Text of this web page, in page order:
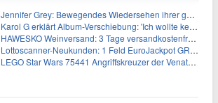
Jennifer Grey: Bewegendes Wiedersehen ihrer geschiedenen Eltern kurz vor dem Tod ihrer Mutter
Karol G erklärt Album-Verschiebung: 'Ich wollte keine persönliche Situation ausnutzen'
HAWESKO Weinversand: 3 Tage versandkostenfrei bestellen (MBW 25€)
Lottoscanner-Neukunden: 1 Feld EuroJackpot GRATIS spielen
LEGO Star Wars 75441 Angriffskreuzer der Venator-Klasse für 50,25€